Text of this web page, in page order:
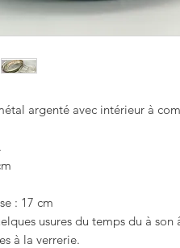
argenté avec intérieur à
: 17 cm
usures du temps du à son
à la verrerie.